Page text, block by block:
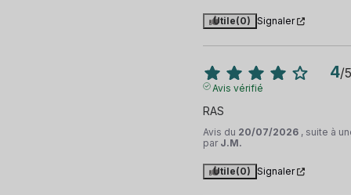
Utile(0) Signaler
4/5
Avis vérifié
RAS
Avis du 20/07/2026 , suite à
par J.M.
Utile(0) Signaler